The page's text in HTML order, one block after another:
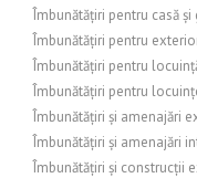
Îmbunătățiri pentru casă și
Îmbunătățiri pentru
Îmbunătățiri pentru
Îmbunătățiri pentru
Îmbunătățiri și amenajări
Îmbunătățiri și amenajări
Îmbunătățiri și construcții